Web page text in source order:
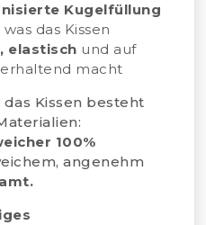
Kugelfüllung
das Kissen
elastisch und auf
macht
das Kissen besteht
100%
angenehm